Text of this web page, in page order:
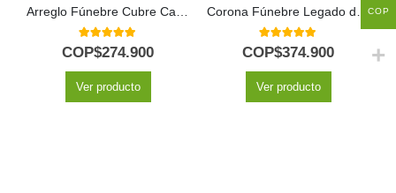
Arreglo Fúnebre Cubre Caja Misericordia
5.00out of 5
COP$274.900
Ver producto
Corona Fúnebre Legado de Paz para Benjamin 🕊️
5.00out of 5
COP$374.900
Ver producto
COP